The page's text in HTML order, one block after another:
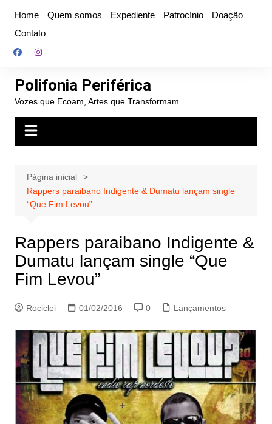
conteúdo
Home Quem somos Expediente Patrocínio
Doação
Contato
Polifonia Periférica
Vozes que Ecoam, Artes que Transformam
Página inicial
Rappers paraibano Indigente & Dumatu lançam single
“Que Fim Levou”
Rappers paraibano Indigente &
Dumatu lançam single “Que
Fim Levou”
Rociclei 01/02/2016 0 Lançamentos